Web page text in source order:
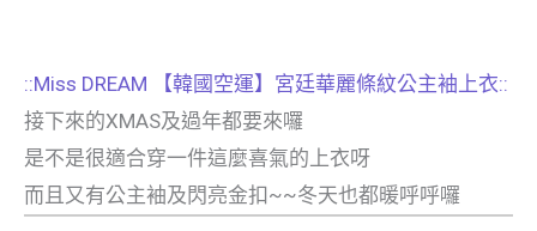
::Miss DREAM 【韓國空運】宮廷華麗條紋公主袖上衣::
接下來的XMAS及過年都要來囉
是不是很適合穿一件這麼喜氣的上衣呀
而且又有公主袖及閃亮金扣~~冬天也都暖呼呼囉